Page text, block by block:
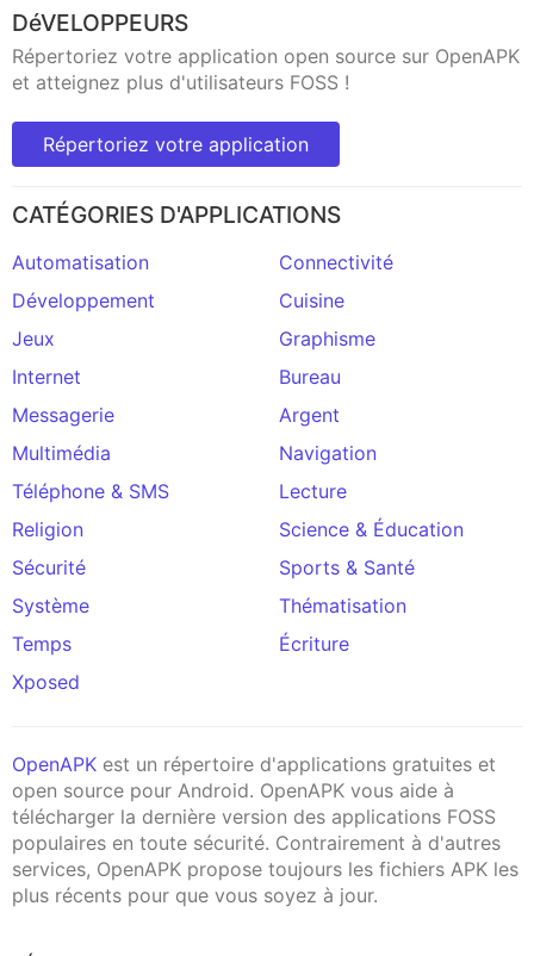
DéVELOPPEURS
Répertoriez votre application open source sur OpenAPK
et atteignez plus d'utilisateurs FOSS !
Répertoriez votre application
CATÉGORIES D'APPLICATIONS
Automatisation
Connectivité
Développement
Cuisine
Jeux
Graphisme
Internet
Bureau
Messagerie
Argent
Multimédia
Navigation
Téléphone & SMS
Lecture
Religion
Science & Éducation
Sécurité
Sports & Santé
Système
Thématisation
Temps
Écriture
Xposed
OpenAPK est un répertoire d'applications gratuites et
open source pour Android. OpenAPK vous aide à
télécharger la dernière version des applications FOSS
populaires en toute sécurité. Contrairement à d'autres
services, OpenAPK propose toujours les fichiers APK les
plus récents pour que vous soyez à jour.